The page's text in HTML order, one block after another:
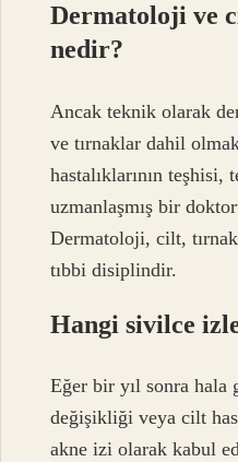
Dermatoloji ve
nedir?
Ancak teknik olarak
ve tırnaklar dahil
hastalıklarının
uzmanlaşmış bir
Dermatoloji, cilt,
tıbbi disiplindir.
Hangi sivilce
Eğer bir yıl sonra hala
değişikliği veya cilt
akne izi olarak kabul